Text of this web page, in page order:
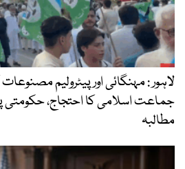
لاہور : مہنگائی اور پیٹرولیم
جماعت اسلامی کا احتجاج، حکومتی
مطالبہ